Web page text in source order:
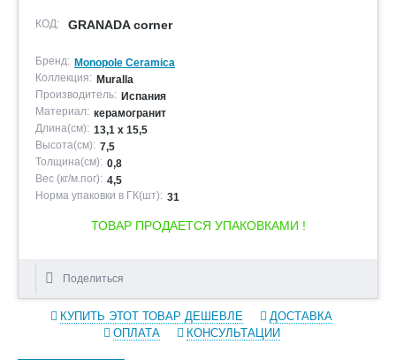
КОД: GRANADA corner
Бренд: Monopole Ceramica
Коллекция: Muralla
Производитель: Испания
Материал: керамогранит
Длина(см): 13,1 x 15,5
Высота(см): 7,5
Толщина(см): 0,8
Вес (кг/м.пог): 4,5
Норма упаковки в ГК(шт): 31
ТОВАР ПРОДАЕТСЯ УПАКОВКАМИ !
Поделиться
КУПИТЬ ЭТОТ ТОВАР ДЕШЕВЛЕ
ДОСТАВКА
ОПЛАТА
КОНСУЛЬТАЦИИ